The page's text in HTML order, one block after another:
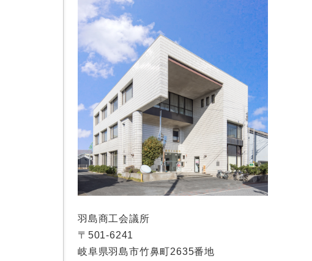
羽島商工会議所
〒501-6241
岐阜県羽島市竹鼻町2635番地